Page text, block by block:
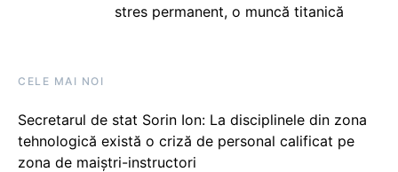
stres permanent, o muncă titanică
CELE MAI NOI
Secretarul de stat Sorin Ion: La disciplinele din zona
tehnologică există o criză de personal calificat pe
zona de maiștri-instructori